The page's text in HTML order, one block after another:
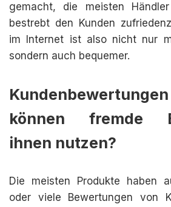
gemacht, die meisten
bestrebt den Kunden
im Internet ist also nicht nur
sondern auch bequemer.
können fremde
ihnen nutzen?
Die meisten Produkte haben
oder viele Bewertungen von